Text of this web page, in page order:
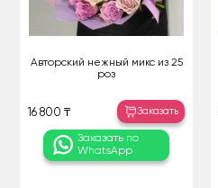
Авторский нежный микс из 25
роз
16 800 ₸ Заказать
Заказать по
WhatsApp